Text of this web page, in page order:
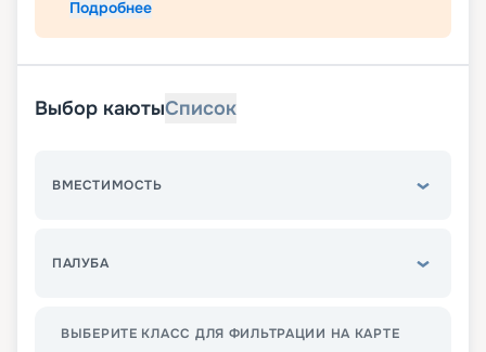
Подробнее
Выбор каютыСписок
ВМЕСТИМОСТЬ
ПАЛУБА
ВЫБЕРИТЕ КЛАСС ДЛЯ ФИЛЬТРАЦИИ НА КАРТЕ